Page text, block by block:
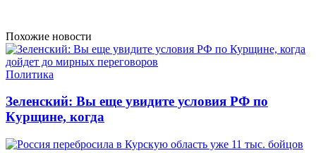
Похожие новости
Политика
Зеленский: Вы еще увидите условия РФ по
Курщине, когда